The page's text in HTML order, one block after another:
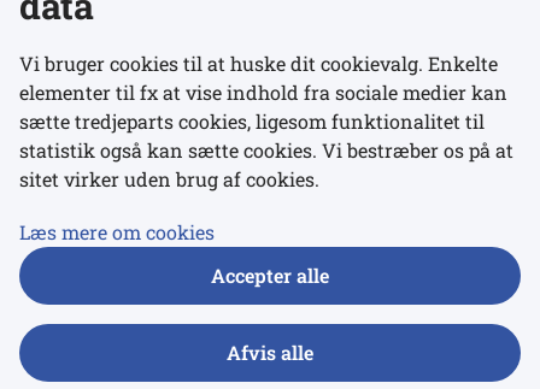
Links
Udgivelser
Tilgængelighedserklæring
Vi bruger cookies til at huske dit cookievalg. Enkelte
elementer til fx at vise indhold fra sociale medier kan
sætte tredjeparts cookies, ligesom funktionalitet til
statistik også kan sætte cookies. Vi bestræber os på at
sitet virker uden brug af cookies.
Læs mere om cookies
Accepter alle
Afvis alle